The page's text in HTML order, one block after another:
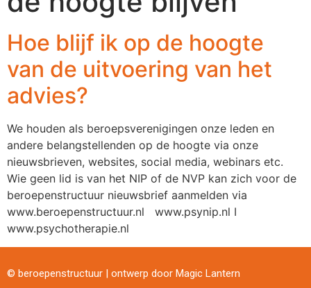
Hoe blijf ik op de hoogte
van de uitvoering van het
advies?
We houden als beroepsverenigingen onze leden en
andere belangstellenden op de hoogte via onze
nieuwsbrieven, websites, social media, webinars etc.
Wie geen lid is van het NIP of de NVP kan zich voor de
beroepenstructuur nieuwsbrief aanmelden via
www.beroepenstructuur.nl www.psynip.nl I
www.psychotherapie.nl
© beroepenstructuur | ontwerp door Magic Lantern